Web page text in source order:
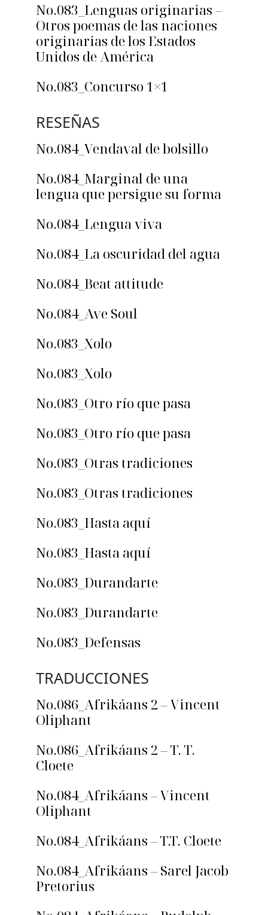
No.083_Lenguas originarias –
Otros poemas de las naciones
originarias de los Estados
Unidos de América
No.083_Concurso 1×1
RESEÑAS
No.084_Vendaval de bolsillo
No.084_Marginal de una
lengua que persigue su forma
No.084_Lengua viva
No.084_La oscuridad del agua
No.084_Beat attitude
No.084_Ave Soul
No.083_Xolo
No.083_Xolo
No.083_Otro río que pasa
No.083_Otro río que pasa
No.083_Otras tradiciones
No.083_Otras tradiciones
No.083_Hasta aquí
No.083_Hasta aquí
No.083_Durandarte
No.083_Durandarte
No.083_Defensas
TRADUCCIONES
No.086_Afrikáans 2 – Vincent
Oliphant
No.086_Afrikáans 2 – T. T.
Cloete
No.084_Afrikáans – Vincent
Oliphant
No.084_Afrikáans – T.T. Cloete
No.084_Afrikáans – Sarel Jacob
Pretorius